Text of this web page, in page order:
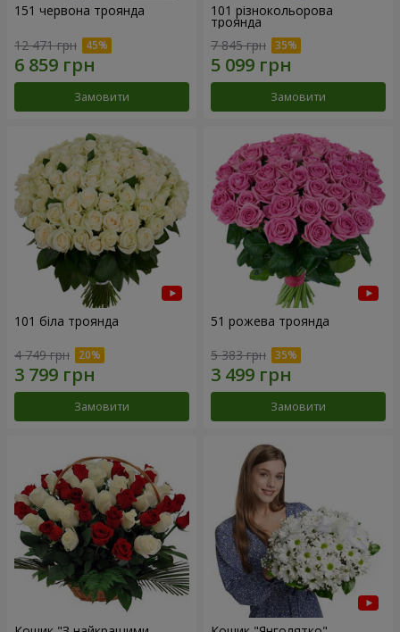
151 червона троянда
12 471 грн
Замовити
101 різнокольорова
троянда
7 845 грн
Замовити
101 біла троянда
4 749 грн
Замовити
51 рожева троянда
5 383 грн
Замовити